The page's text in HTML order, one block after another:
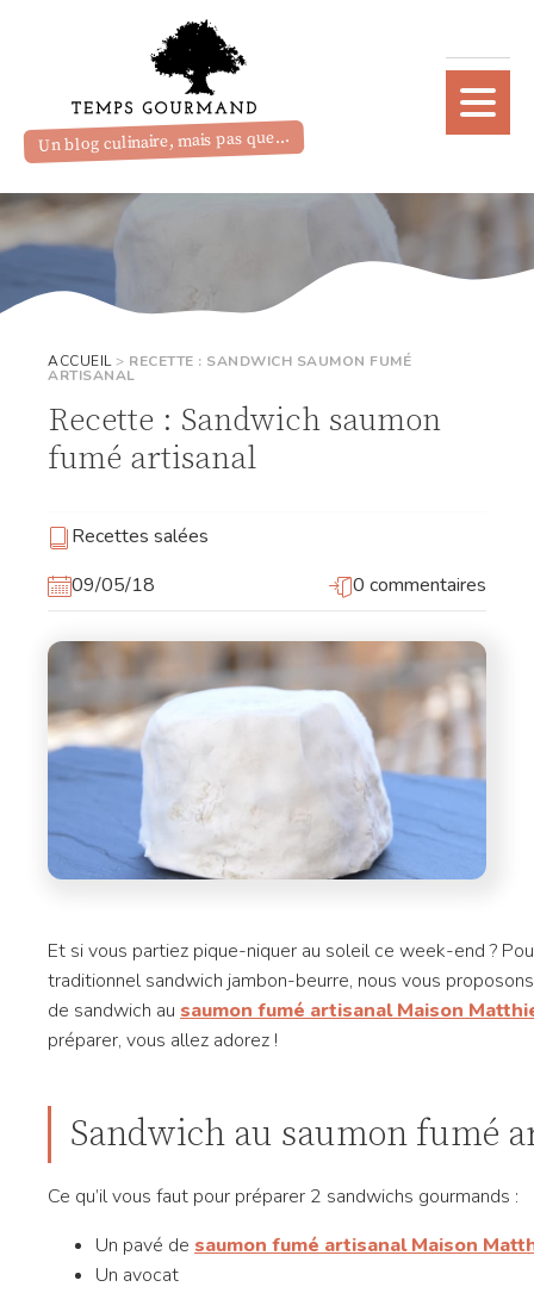
Un blog culinaire, mais pas que...
ACCUEIL> RECETTE : SANDWICH SAUMON FUMÉ
ARTISANAL
Recette : Sandwich saumon
fumé artisanal
Recettes salées
09/05/18
0 commentaires
Et si vous partiez pique-niquer au soleil ce week-end ?
traditionnel sandwich jambon-beurre, nous vous
de sandwich au saumon fumé artisanal Maison
préparer, vous allez adorez !
Sandwich au saumon fumé
Ce qu’il vous faut pour préparer 2 sandwichs gourmands :
Un pavé de saumon fumé artisanal Maison
Un avocat